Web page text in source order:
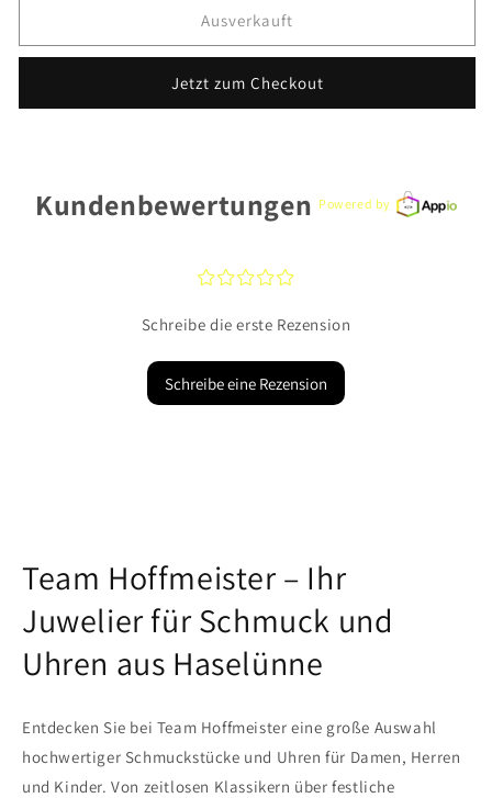
CEM
925
CEM
BAH905414
925
Ausverkauft
Jetzt zum Checkout
Kundenbewertungen Powered by
¤¤¤¤¤
Schreibe die erste Rezension
Schreibe eine Rezension
Team Hoffmeister – Ihr
Juwelier für Schmuck und
Uhren aus Haselünne
Entdecken Sie bei Team Hoffmeister eine große Auswahl
hochwertiger Schmuckstücke und Uhren für Damen, Herren
und Kinder. Von zeitlosen Klassikern über festliche